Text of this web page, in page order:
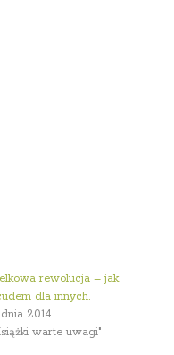
rewolucja – jak
dla innych.
2014
warte uwagi"